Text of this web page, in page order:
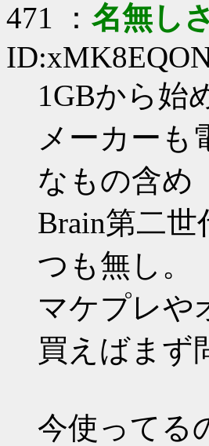
471 ： 名無し
1GBから始
メーカーも
なもの含め
Brain第二
つも無し。
マケプレや
買えばまず
今使ってる